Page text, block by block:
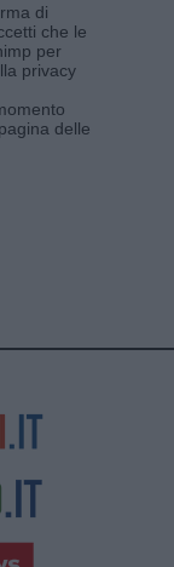
di
che le
per
privacy
delle